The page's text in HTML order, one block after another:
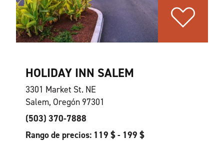
HOLIDAY INN SALEM
3301 Market St. NE
Salem, Oregón 97301
(503) 370-7888
Rango de precios: 119 $ - 199 $